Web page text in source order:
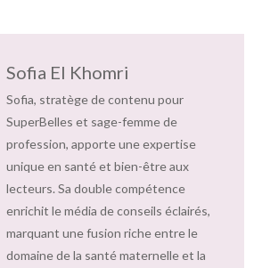
Sofia El Khomri
Sofia, stratège de contenu pour
SuperBelles et sage-femme de
profession, apporte une expertise
unique en santé et bien-être aux
lecteurs. Sa double compétence
enrichit le média de conseils éclairés,
marquant une fusion riche entre le
domaine de la santé maternelle et la